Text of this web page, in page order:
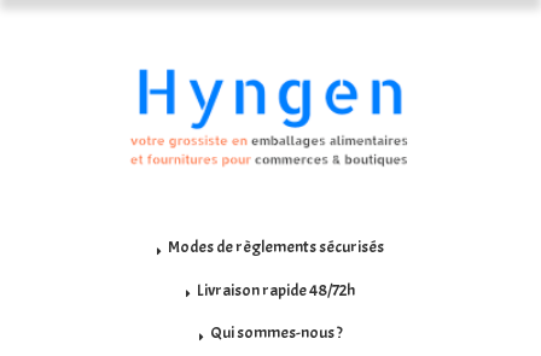
Modes de règlements sécurisés
Livraison rapide 48/72h
Qui sommes-nous ?